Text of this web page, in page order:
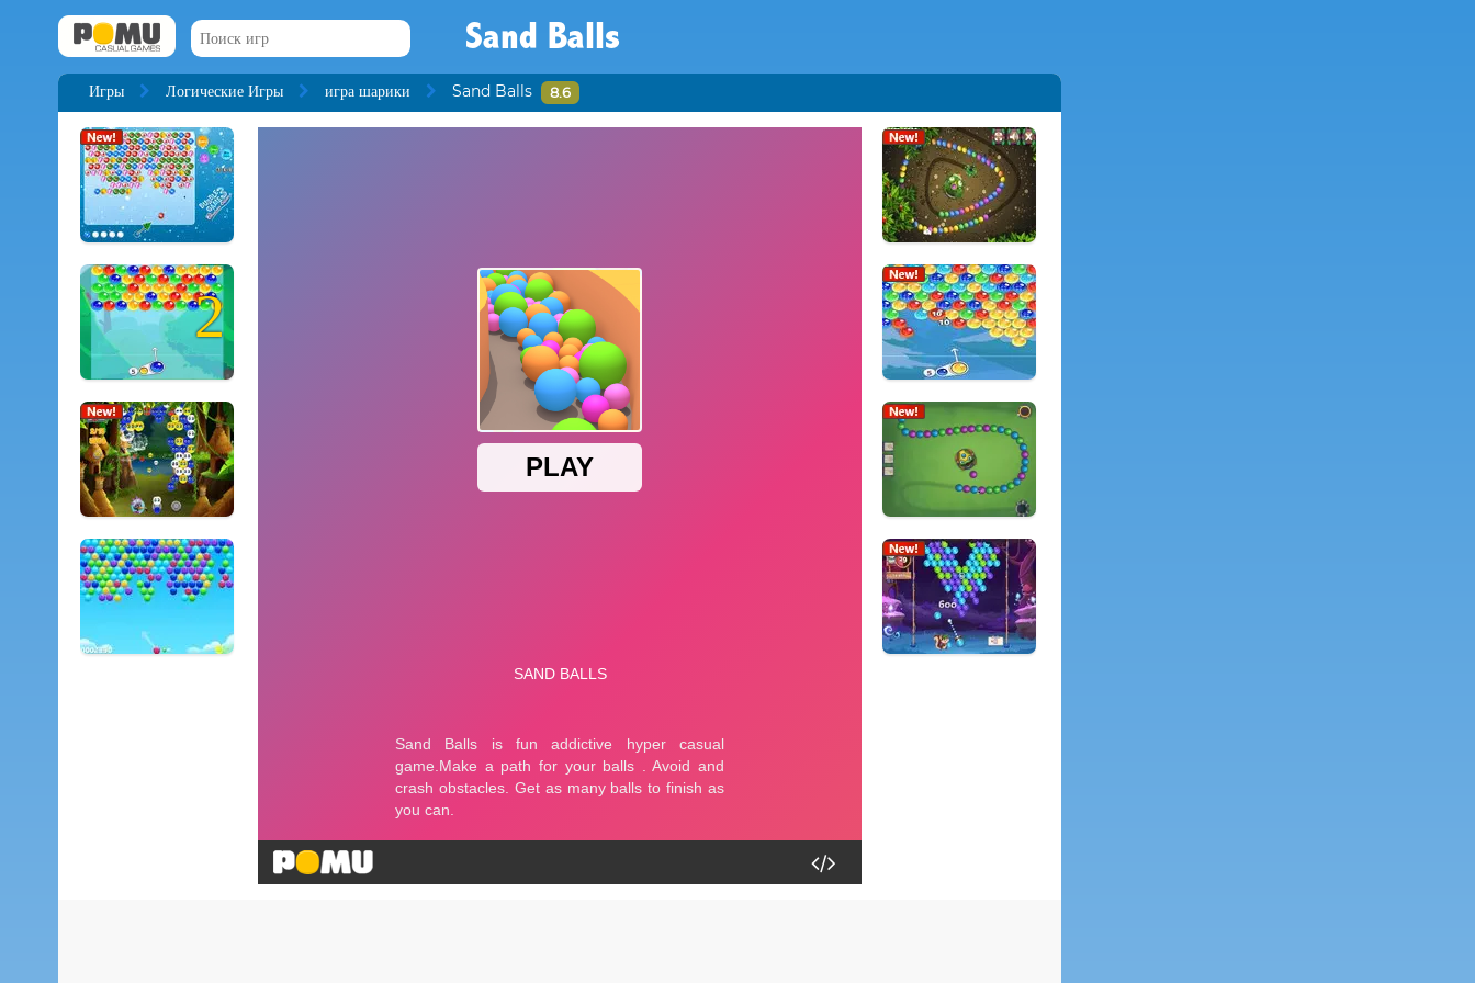
Sand Balls
Игры Логические Игры игра шарики Sand Balls 8.6
2